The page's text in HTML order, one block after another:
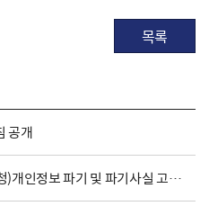
목록
공개
(경기동부보훈지청)개인정보 파기 및 파기사실 고지_ 2025년3월